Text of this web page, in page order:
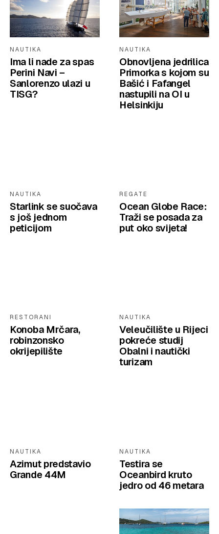
NAUTIKA
Ima li nade za spas
Perini Navi –
Sanlorenzo ulazi u
TISG?
NAUTIKA
Obnovljena jedrilica
Primorka s kojom su
Bašić i Fafangel
nastupili na OI u
Helsinkiju
NAUTIKA
Starlink se suočava
s još jednom
peticijom
REGATE
Ocean Globe Race:
Traži se posada za
put oko svijeta!
RESTORANI
Konoba Mrčara,
robinzonsko
okrijepilište
NAUTIKA
Veleučilište u Rijeci
pokreće studij
Obalni i nautički
turizam
NAUTIKA
Azimut predstavio
Grande 44M
NAUTIKA
Testira se
Oceanbird kruto
jedro od 46 metara